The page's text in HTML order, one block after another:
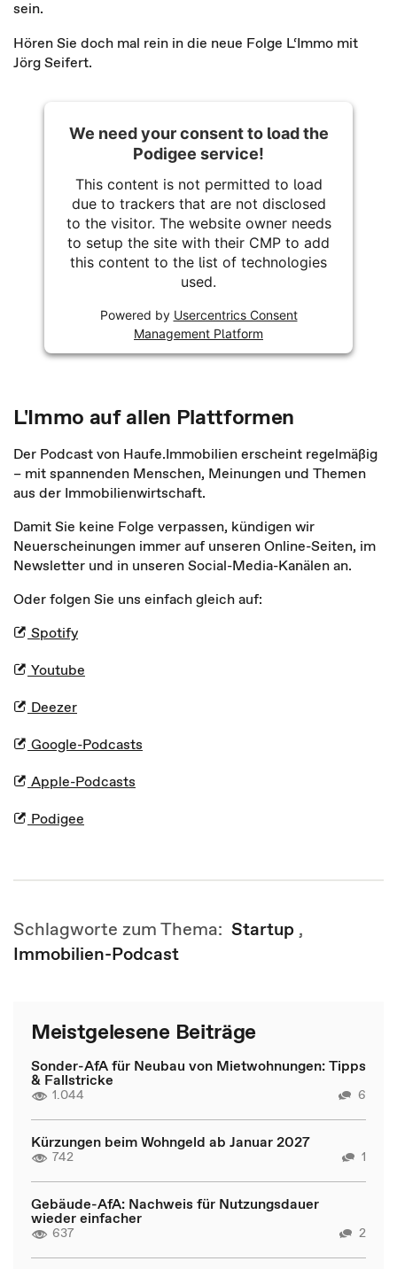
sein.
Hören Sie doch mal rein in die neue Folge L‘Immo mit
Jörg Seifert.
We need your consent to load the
Podigee service!
This content is not permitted to load
due to trackers that are not disclosed
to the visitor. The website owner needs
to setup the site with their CMP to add
this content to the list of technologies
used.
Powered by Usercentrics Consent
Management Platform
L'Immo auf allen Plattformen
Der Podcast von Haufe.Immobilien erscheint regelmäßig
– mit spannenden Menschen, Meinungen und Themen
aus der Immobilienwirtschaft.
Damit Sie keine Folge verpassen, kündigen wir
Neuerscheinungen immer auf unseren Online-Seiten, im
Newsletter und in unseren Social-Media-Kanälen an.
Oder folgen Sie uns einfach gleich auf:
Spotify
Youtube
Deezer
Google-Podcasts
Apple-Podcasts
Podigee
Schlagworte zum Thema: Startup ,
Immobilien-Podcast
Meistgelesene Beiträge
Sonder-AfA für Neubau von Mietwohnungen: Tipps
& Fallstricke
1.044 6
Kürzungen beim Wohngeld ab Januar 2027
742 1
Gebäude-AfA: Nachweis für Nutzungsdauer
wieder einfacher
637 2